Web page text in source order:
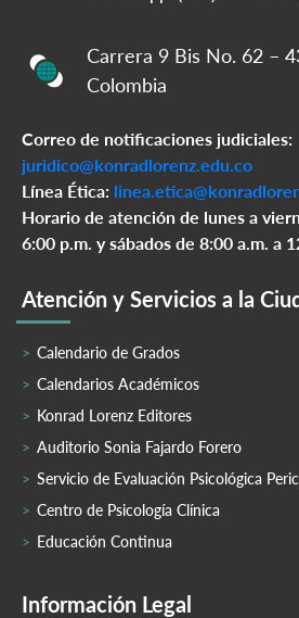
Carrera 9 Bis No. 62 –
Colombia
Correo de notificaciones judiciales:
juridico@konradlorenz.edu.co
Línea Ética:
Horario de atención de lunes a
6:00 p.m. y sábados de 8:00 a.m. a
Atención y Servicios a la
Calendario de Grados
Calendarios Académicos
Konrad Lorenz Editores
Auditorio Sonia Fajardo Forero
Servicio de Evaluación Psicológica
Centro de Psicología Clínica
Educación Continua
Información Legal